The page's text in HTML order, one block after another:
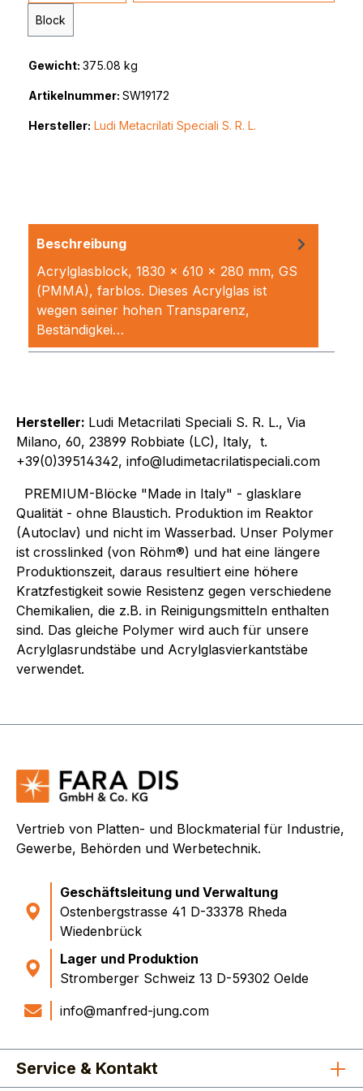
Block
Gewicht: 375.08 kg
Artikelnummer: SW19172
Hersteller: Ludi Metacrilati Speciali S. R. L.
Beschreibung
Acrylglasblock, 1830 x 610 x 280 mm, GS
(PMMA), farblos. Dieses Acrylglas ist
wegen seiner hohen Transparenz,
Beständigkei…
Hersteller: Ludi Metacrilati Speciali S. R. L., Via
Milano, 60, 23899 Robbiate (LC), Italy, t.
+39(0)39514342, info@ludimetacrilatispeciali.com
PREMIUM-Blöcke "Made in Italy" - glasklare
Qualität - ohne Blaustich. Produktion im Reaktor
(Autoclav) und nicht im Wasserbad. Unser Polymer
ist crosslinked (von Röhm®) und hat eine längere
Produktionszeit, daraus resultiert eine höhere
Kratzfestigkeit sowie Resistenz gegen verschiedene
Chemikalien, die z.B. in Reinigungsmitteln enthalten
sind. Das gleiche Polymer wird auch für unsere
Acrylglasrundstäbe und Acrylglasvierkantstäbe
verwendet.
Vertrieb von Platten- und Blockmaterial für Industrie,
Gewerbe, Behörden und Werbetechnik.
Geschäftsleitung und Verwaltung
Ostenbergstrasse 41 D-33378 Rheda
Wiedenbrück
Lager und Produktion
Stromberger Schweiz 13 D-59302 Oelde
info@manfred-jung.com
Service & Kontakt